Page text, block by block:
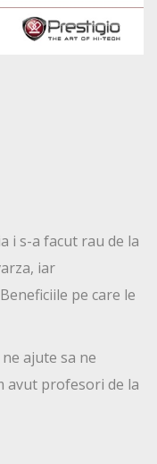
i s-a facut rau de la
iar
pe care le
ajute sa ne
avut profesori de la